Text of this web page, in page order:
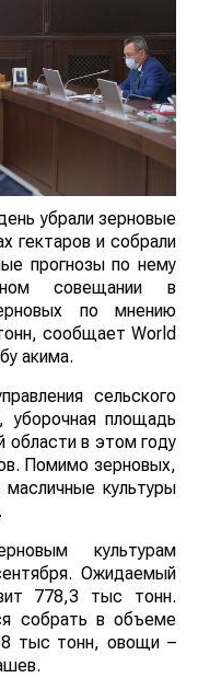
убрали зерновые
гектаров и собрали
прогнозы по нему
совещании в
по мнению
сообщает World
акима.
сельского
уборочная площадь
области в этом году
Помимо зерновых,
культуры
культурам
Ожидаемый
778,3 тыс тонн.
собрать в объеме
тыс тонн, овощи –